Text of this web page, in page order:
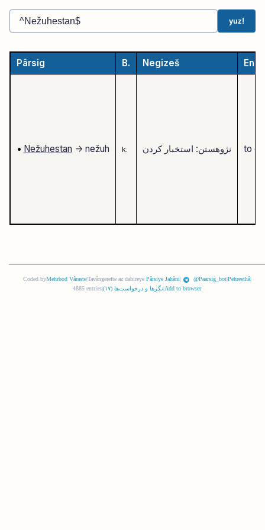
yuz!
Pârsig B. Negizeš
• Nežuhestan -> nežuh k. نژوهستن: استخبار کردن to
Coded byMehrbod Vâraste|Tavângerefte az dabireye Pârsiye Jahâni| @Paarsig_bot|Pehresthâ|
4885 entries
نگرها و درخواست‌ها (١٧) Add to browser